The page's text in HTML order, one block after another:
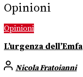
Opinioni
Opinioni
L’urgenza dell’Emfa
Nicola Fratoianni